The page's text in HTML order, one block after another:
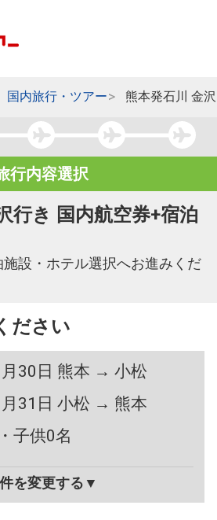
国内旅行・ツアー 熊本発石川 金
行内容選択
行き 国内航空券+宿泊
設・ホテル選択へお進みくだ
ださい
30日 熊本 → 小松
31日 小松 → 熊本
子供0名
を変更する▼